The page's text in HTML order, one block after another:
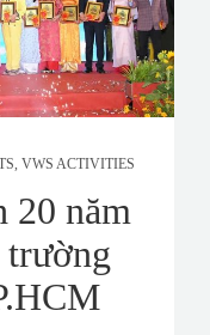
, VWS ACTIVITIES
20 năm